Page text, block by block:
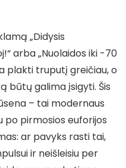
„Didysis
arba „Nuolaidos iki -70
plakti truputį greičiau, o
būtų galima įsigyti. Šis
– tai modernaus
pirmosios euforijos
ar pavyks rasti tai,
ir neišleisiu per